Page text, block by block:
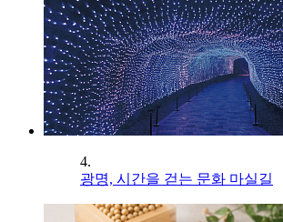
4.
광명, 시간을 걷는 문화 마실길